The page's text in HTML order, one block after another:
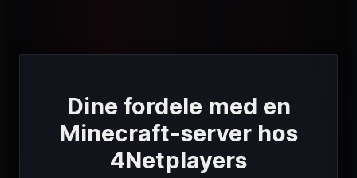
Dine fordele med en
Minecraft-server hos
4Netplayers